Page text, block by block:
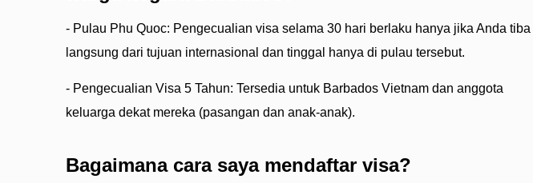
- Pulau Phu Quoc: Pengecualian visa selama 30 hari berlaku hanya jika Anda tiba
langsung dari tujuan internasional dan tinggal hanya di pulau tersebut.
- Pengecualian Visa 5 Tahun: Tersedia untuk Barbados Vietnam dan anggota
keluarga dekat mereka (pasangan dan anak-anak).
Bagaimana cara saya mendaftar visa?